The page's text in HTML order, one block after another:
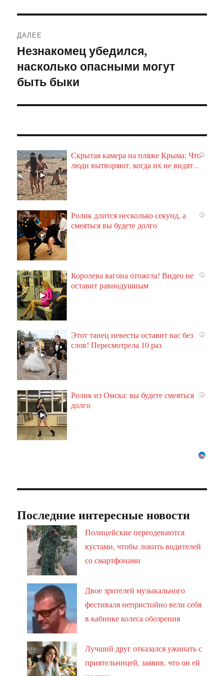
ДАЛЕЕ
Следующая
запись:
Незнакомец убедился,
насколько опасными могут
быть быки
i
Скрытая камера на пляже Крыма: Что
люди вытворяют, когда их не видят...
i
Ролик длится несколько секунд, а
смеяться вы будете долго
i
Королева вагона отожгла! Видео не
оставит равнодушным
i
Этот танец невесты оставит вас без
слов! Пересмотрела 10 раз
i
Ролик из Омска: вы будете смеяться
долго
Последние интересные новости
Полицейские переодеваются
кустами, чтобы ловить водителей
со смартфонами
Двое зрителей музыкального
фестиваля непристойно вели себя
в кабинке колеса обозрения
Лучший друг отказался ужинать с
приятельницей, заявив, что он ей